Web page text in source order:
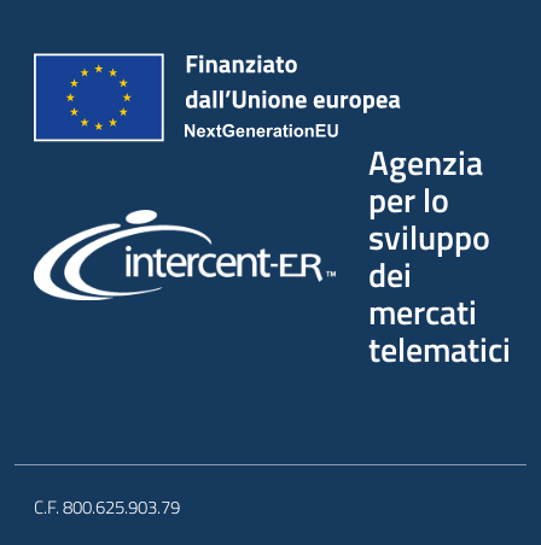
Agenzia
per lo
sviluppo
dei
mercati
telematici
C.F. 800.625.903.79